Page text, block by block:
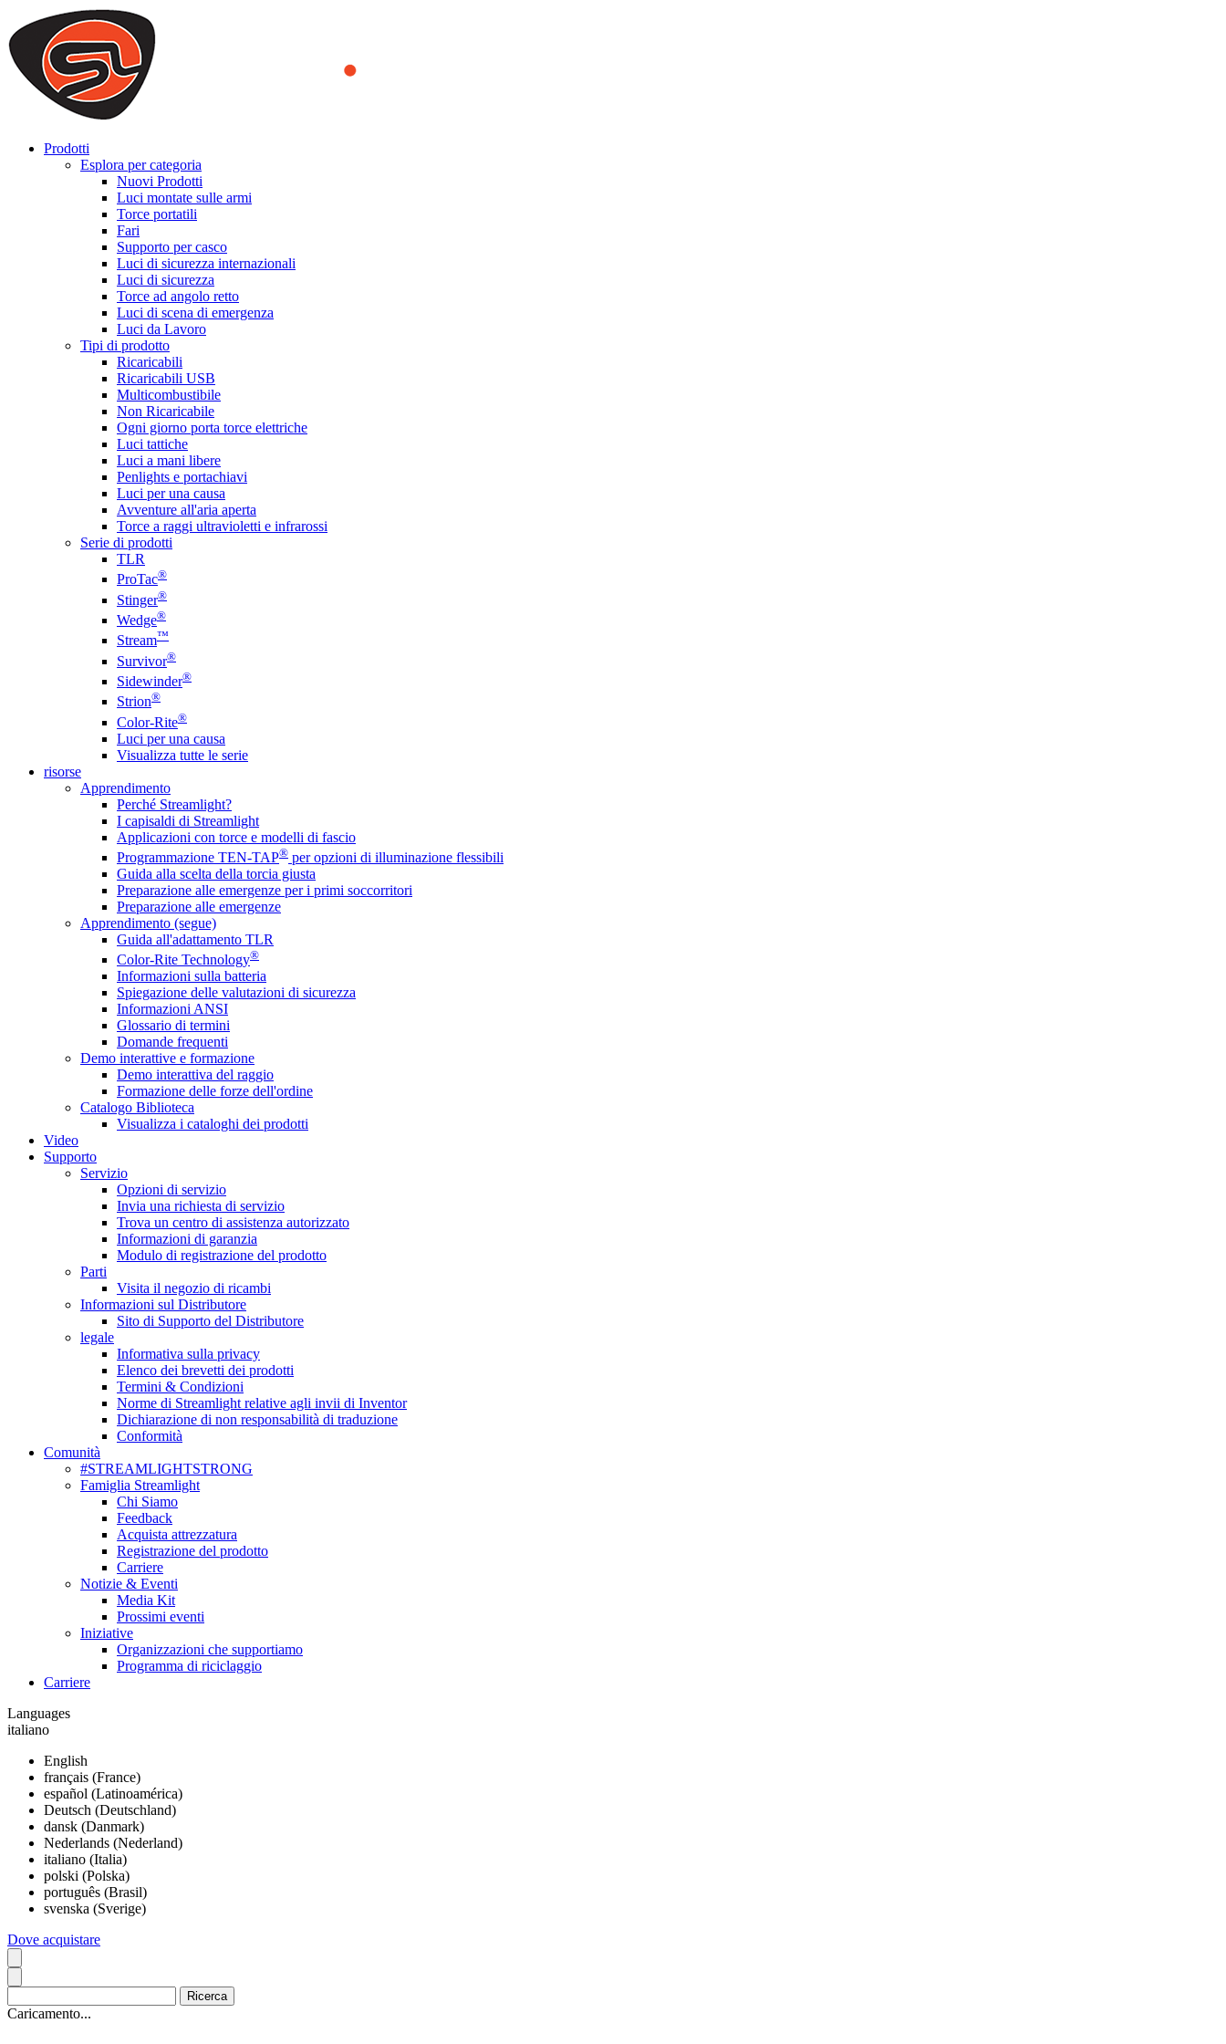
We use cookies to ensure that we provide you the best experience on our website. By continuing to browse this website, you accept that cookies are used to help us analyze how the website is used and to offer
you a better experience. To learn more or to find out how you can disable cookies, you can access our
ACCEPT AND CLOSE
Prodotti
Esplora per categoria
Nuovi Prodotti
Luci montate sulle armi
Torce portatili
Fari
Supporto per casco
Luci di sicurezza internazionali
Luci di sicurezza
Torce ad angolo retto
Luci di scena di emergenza
Luci da Lavoro
Tipi di prodotto
Ricaricabili
Ricaricabili USB
Multicombustibile
Non Ricaricabile
Ogni giorno porta torce elettriche
Luci tattiche
Luci a mani libere
Penlights e portachiavi
Luci per una causa
Avventure all'aria aperta
Torce a raggi ultravioletti e infrarossi
Serie di prodotti
TLR
ProTac®
Stinger®
Wedge®
Stream™
Survivor®
Sidewinder®
Strion®
Color-Rite®
Luci per una causa
Visualizza tutte le serie
risorse
Apprendimento
Perché Streamlight?
I capisaldi di Streamlight
Applicazioni con torce e modelli di fascio
Programmazione TEN-TAP® per opzioni di illuminazione flessibili
Guida alla scelta della torcia giusta
Preparazione alle emergenze per i primi soccorritori
Preparazione alle emergenze
Apprendimento (segue)
Guida all'adattamento TLR
Color-Rite Technology®
Informazioni sulla batteria
Spiegazione delle valutazioni di sicurezza
Informazioni ANSI
Glossario di termini
Domande frequenti
Demo interattive e formazione
Demo interattiva del raggio
Formazione delle forze dell'ordine
Catalogo Biblioteca
Visualizza i cataloghi dei prodotti
Video
Supporto
Servizio
Opzioni di servizio
Invia una richiesta di servizio
Trova un centro di assistenza autorizzato
Informazioni di garanzia
Modulo di registrazione del prodotto
Parti
Visita il negozio di ricambi
Informazioni sul Distributore
Sito di Supporto del Distributore
legale
Informativa sulla privacy
Elenco dei brevetti dei prodotti
Termini & Condizioni
Norme di Streamlight relative agli invii di Inventor
Dichiarazione di non responsabilità di traduzione
Conformità
Comunità
#STREAMLIGHTSTRONG
Famiglia Streamlight
Chi Siamo
Feedback
Acquista attrezzatura
Registrazione del prodotto
Carriere
Notizie & Eventi
Media Kit
Prossimi eventi
Iniziative
Organizzazioni che supportiamo
Programma di riciclaggio
Carriere
Languages
italiano
English
français (France)
español (Latinoamérica)
Deutsch (Deutschland)
dansk (Danmark)
Nederlands (Nederland)
italiano (Italia)
polski (Polska)
português (Brasil)
svenska (Sverige)
Dove acquistare
Caricamento...